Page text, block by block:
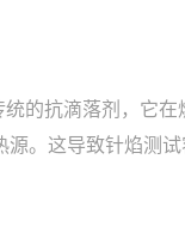
的抗滴落剂，它
。这导致针焰测试